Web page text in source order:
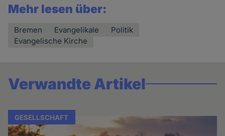
Mehr lesen über:
Bremen Evangelikale
Politik
Evangelische Kirche
Verwandte Artikel
GESELLSCHAFT